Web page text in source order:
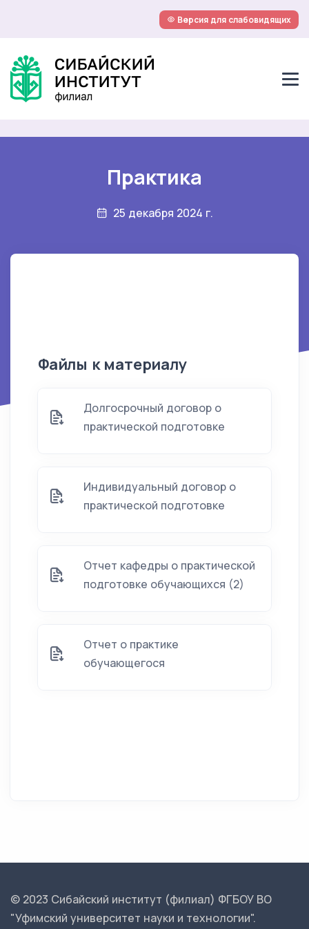
Версия для слабовидящих
Практика
25 декабря 2024 г.
Файлы к материалу
Долгосрочный договор о
практической подготовке
Индивидуальный договор о
практической подготовке
Отчет кафедры о практической
подготовке обучающихся (2)
Отчет о практике
обучающегося
© 2023 Сибайский институт (филиал) ФГБОУ ВО
"Уфимский университет науки и технологии".